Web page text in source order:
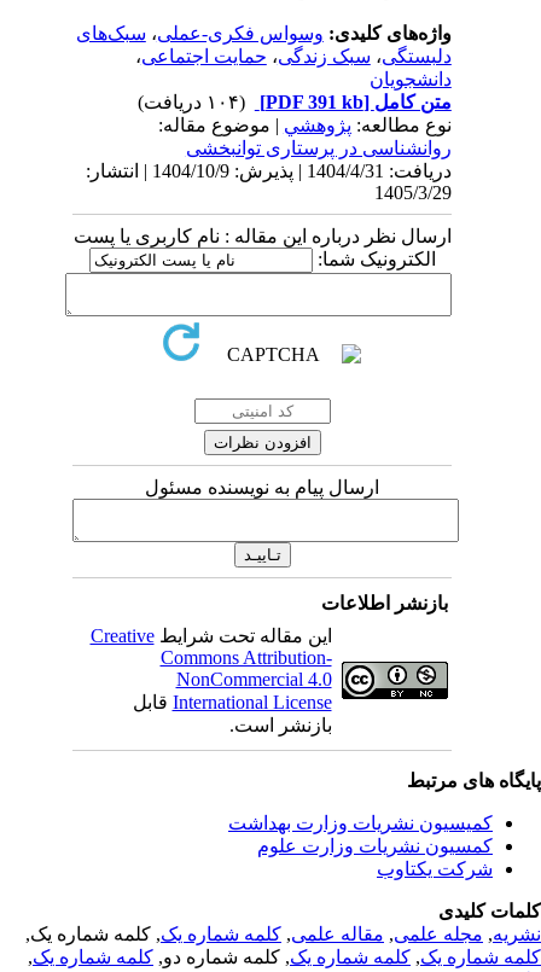
واژه‌های کلیدی:وسواس فکری-عملی،سبک‌های
دلبستگی،سبک زندگی،حمایت اجتماعی،
دانشجویان
متن کامل[PDF 391 kb]
نوع مطالعه:پژوهشي| موضوع مقاله:
روانشناسی در پرستاری توانبخشی
دریافت: 1404/4/31 | پذیرش: 1404/10/9 | انتشار:
1405/3/29
ارسال نظر درباره این مقاله : نام کاربری یا پست
الکترونیک شما:
ارسال پیام به نویسنده مسئول
بازنشر اطلاعات
این مقاله تحت شرایطCreative
Commons Attribution-
NonCommercial 4.0
International Licenseقابل
بازنشر است.
های مرتبط
کمیسیون نشریات وزارت بهداشت
کمسیون نشریات وزارت علوم
شرکت یکتاوب
کلیدی
,مجله علمی, مقاله علمی, کلمه شماره یک, کلمه شماره یک,
شماره یک,کلمه شماره یک, کلمه شماره دو,کلمه شماره یک,